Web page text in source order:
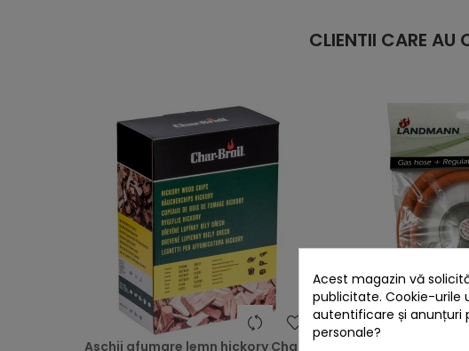
CLIENTII CARE AU
heart
Aschii afumare lemn hickory Char-
Acest magazin vă
publicitate. Cookie-urile
autentificare și anunțuri
personale?